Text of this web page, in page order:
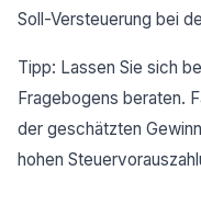
Soll-Versteuerung bei
Tipp: Lassen Sie sich
Fragebogens beraten.
der geschätzten
hohen